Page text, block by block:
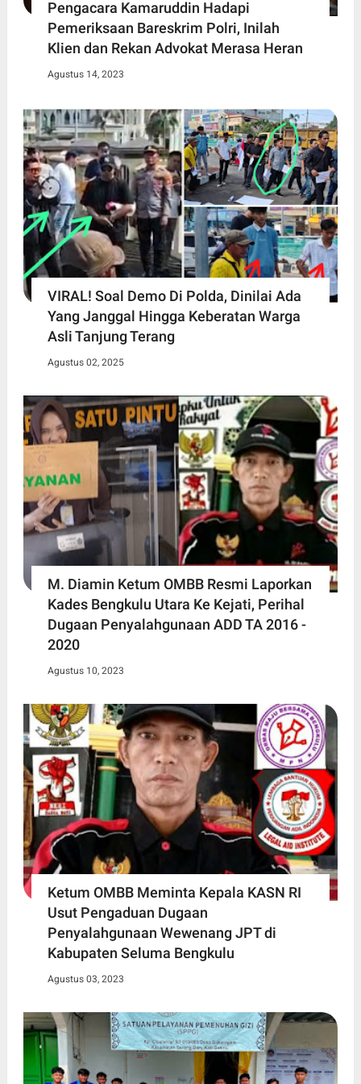
Pengacara Kamaruddin Hadapi
Pemeriksaan Bareskrim Polri, Inilah
Klien dan Rekan Advokat Merasa Heran
Agustus 14, 2023
VIRAL! Soal Demo Di Polda, Dinilai Ada
Yang Janggal Hingga Keberatan Warga
Asli Tanjung Terang
Agustus 02, 2025
M. Diamin Ketum OMBB Resmi Laporkan
Kades Bengkulu Utara Ke Kejati, Perihal
Dugaan Penyalahgunaan ADD TA 2016 -
2020
Agustus 10, 2023
Ketum OMBB Meminta Kepala KASN RI
Usut Pengaduan Dugaan
Penyalahgunaan Wewenang JPT di
Kabupaten Seluma Bengkulu
Agustus 03, 2023